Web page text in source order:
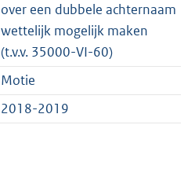
over een dubbele achternaam
wettelijk mogelijk maken
(t.v.v. 35000-VI-60)
Motie
2018-2019